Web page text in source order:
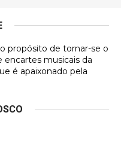
encarte aqui, me
propósito de tornar-se o
encartes musicais da
é apaixonado pela